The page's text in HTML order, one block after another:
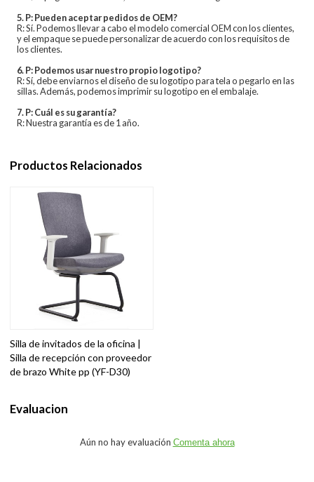
5. P: Pueden aceptar pedidos de OEM?
R: Sí. Podemos llevar a cabo el modelo comercial OEM con los clientes,
y el empaque se puede personalizar de acuerdo con los requisitos de
los clientes.
6. P: Podemos usar nuestro propio logotipo?
R: Sí, debe enviarnos el diseño de su logotipo para tela o pegarlo en las
sillas. Además, podemos imprimir su logotipo en el embalaje.
7. P: Cuál es su garantía?
R: Nuestra garantía es de 1 año.
Productos Relacionados
Silla de invitados de la oficina |
Silla de recepción con proveedor
de brazo White pp (YF-D30)
Evaluacion
Aún no hay evaluación Comenta ahora